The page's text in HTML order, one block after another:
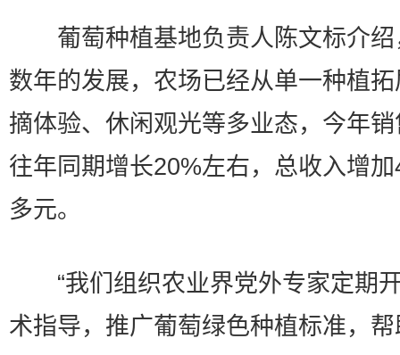
葡萄种植基地负责人陈文标介绍
数年的发展，农场已经从单一种植
摘体验、休闲观光等多业态，今年
往年同期增长20%左右，总收入增
多元。
“我们组织农业界党外专家定期
术指导，推广葡萄绿色种植标准，